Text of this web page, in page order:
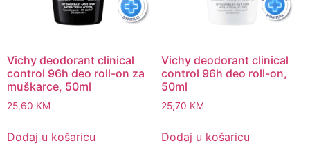
Vichy deodorant clinical
control 96h deo roll-on za
muškarce, 50ml
25,60 KM
Dodaj u košaricu
Vichy deodorant clinical
control 96h deo roll-on,
50ml
25,70 KM
Dodaj u košaricu